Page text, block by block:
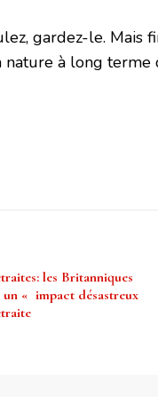
gardez-le. Mais
à long terme
les Britanniques
un « impact désastreux